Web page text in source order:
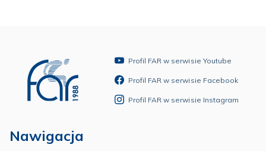
Profil FAR w serwisie Youtube
Profil FAR w serwisie Facebook
Profil FAR w serwisie Instagram
Nawigacja